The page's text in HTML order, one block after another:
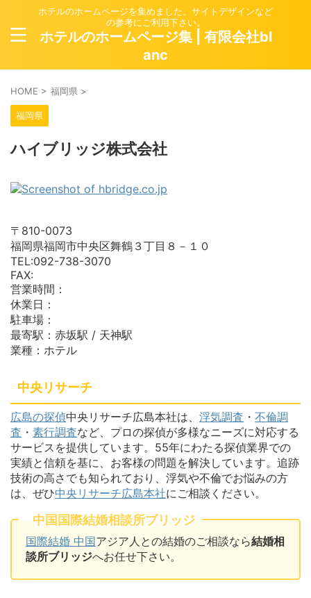
ホテルのホームページを集めました。サイトデザインなど
の参考にご利用下さい。
ホテルのホームページ集 | 有限会社bl
anc
HOME > 福岡県 >
福岡県
ハイブリッジ株式会社
〒810-0073
福岡県福岡市中央区舞鶴３丁目８－１０
TEL:092-738-3070
FAX:
営業時間：
休業日：
駐車場：
最寄駅：赤坂駅 / 天神駅
業種：ホテル
中央リサーチ
広島の探偵中央リサーチ広島本社は、 浮気調査 ・ 不倫調
査 ・ 素行調査など、プロの探偵が多様なニーズに対応する
サービスを提供しています。55年にわたる探偵業界での
実績と信頼を基に、お客様の問題を解決しています。追跡
技術の高さでも知られており、浮気や不倫でお悩みの方
は、ぜひ中央リサーチ広島本社にご相談ください。
中国国際結婚相談所ブリッジ
国際結婚 中国アジア人との結婚のご相談なら結婚相
談所ブリッジへお任せ下さい。